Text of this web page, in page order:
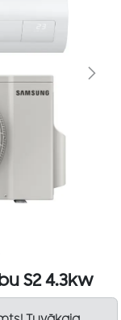
S2 4.3kw